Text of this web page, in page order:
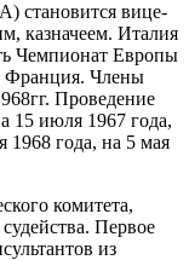
становится вице-
казначеем. Италия
Чемпионат Европы
Франция. Члены
Проведение
15 июля 1967 года,
года, на 5 мая
комитета,
Первое
из